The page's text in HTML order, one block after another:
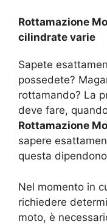
Rottamazione
cilindrate varie
Sapete
possedete?
rottamando? La
deve fare,
Rottamazione
sapere
questa
Nel momento in
richiedere
moto, è